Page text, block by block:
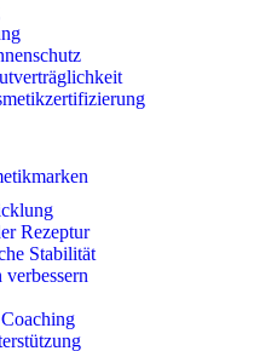
Rezeptur
Stabilität